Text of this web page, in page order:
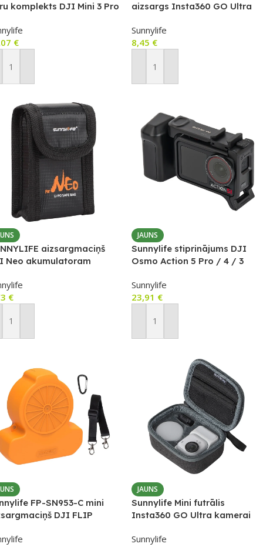
komplekts DJI Mini 3 Pro
€
Pievienot Grozam
aizsargs Insta360 GO Ultra
Sunnylife
8,45 €
Pievienot Grozam
aizsargmaciņš
Neo akumulatoram
€
Pievienot Grozam
JAUNS
Sunnylife stiprinājums DJI
Osmo Action 5 Pro / 4 / 3
Sunnylife
23,91 €
Pievienot Grozam
FP-SN953-C mini
DJI FLIP
JAUNS
Sunnylife Mini futrālis
Insta360 GO Ultra kamerai
Sunnylife